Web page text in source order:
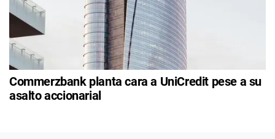
Commerzbank planta cara a UniCredit pese a su
asalto accionarial